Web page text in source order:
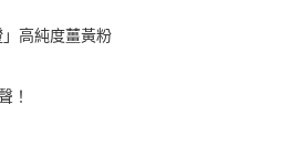
高純度薑黃粉
！